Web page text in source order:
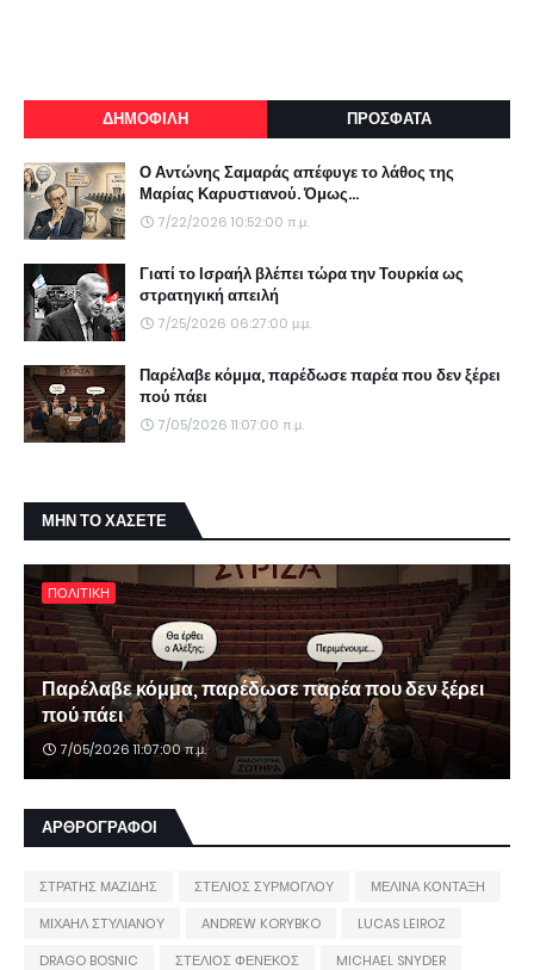
ΔΗΜΟΦΙΛΗ ΠΡΟΣΦΑΤΑ
Ο Αντώνης Σαμαράς απέφυγε το λάθος της
Μαρίας Καρυστιανού. Όμως...
7/22/2026 10:52:00 π.μ.
Γιατί το Ισραήλ βλέπει τώρα την Τουρκία ως
στρατηγική απειλή
7/25/2026 06:27:00 μ.μ.
Παρέλαβε κόμμα, παρέδωσε παρέα που δεν ξέρει
πού πάει
7/05/2026 11:07:00 π.μ.
ΜΗΝ ΤΟ ΧΑΣΕΤΕ
ΠΟΛΙΤΙΚΗ
Παρέλαβε κόμμα, παρέδωσε παρέα που δεν ξέρει
πού πάει
7/05/2026 11:07:00 π.μ.
ΑΡΘΡΟΓΡΑΦΟΙ
ΣΤΡΑΤΗΣ ΜΑΖΙΔΗΣ ΣΤΕΛΙΟΣ ΣΥΡΜΟΓΛΟΥ
ΜΕΛΙΝΑ ΚΟΝΤΑΞΗ
ΜΙΧΑΗΛ ΣΤΥΛΙΑΝΟΥ
ANDREW KORYBKO
LUCAS LEIROZ
DRAGO BOSNIC
ΣΤΕΛΙΟΣ ΦΕΝΕΚΟΣ
MICHAEL SNYDER